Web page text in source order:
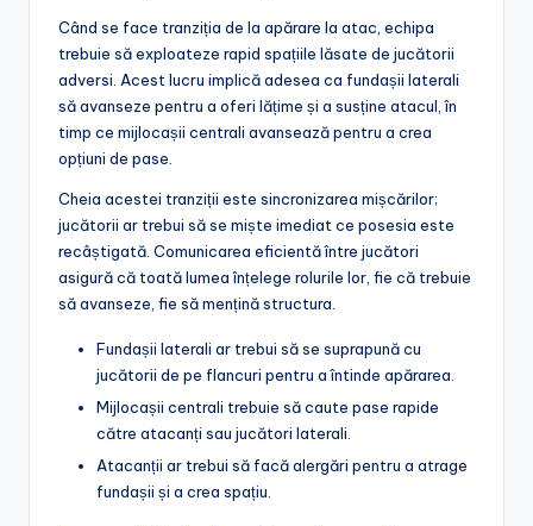
Când se face tranziția de la apărare la atac, echipa
trebuie să exploateze rapid spațiile lăsate de jucătorii
adversi. Acest lucru implică adesea ca fundașii laterali
să avanseze pentru a oferi lățime și a susține atacul, în
timp ce mijlocașii centrali avansează pentru a crea
opțiuni de pase.
Cheia acestei tranziții este sincronizarea mișcărilor;
jucătorii ar trebui să se miște imediat ce posesia este
recâștigată. Comunicarea eficientă între jucători
asigură că toată lumea înțelege rolurile lor, fie că trebuie
să avanseze, fie să mențină structura.
Fundașii laterali ar trebui să se suprapună cu
jucătorii de pe flancuri pentru a întinde apărarea.
Mijlocașii centrali trebuie să caute pase rapide
către atacanți sau jucători laterali.
Atacanții ar trebui să facă alergări pentru a atrage
fundașii și a crea spațiu.